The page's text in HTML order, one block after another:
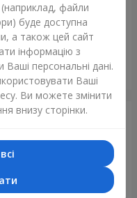
файли
буде доступна
а також цей сайт
інформацію з
персональні дані.
Ваші
Ви можете змінити
внизу сторінки.